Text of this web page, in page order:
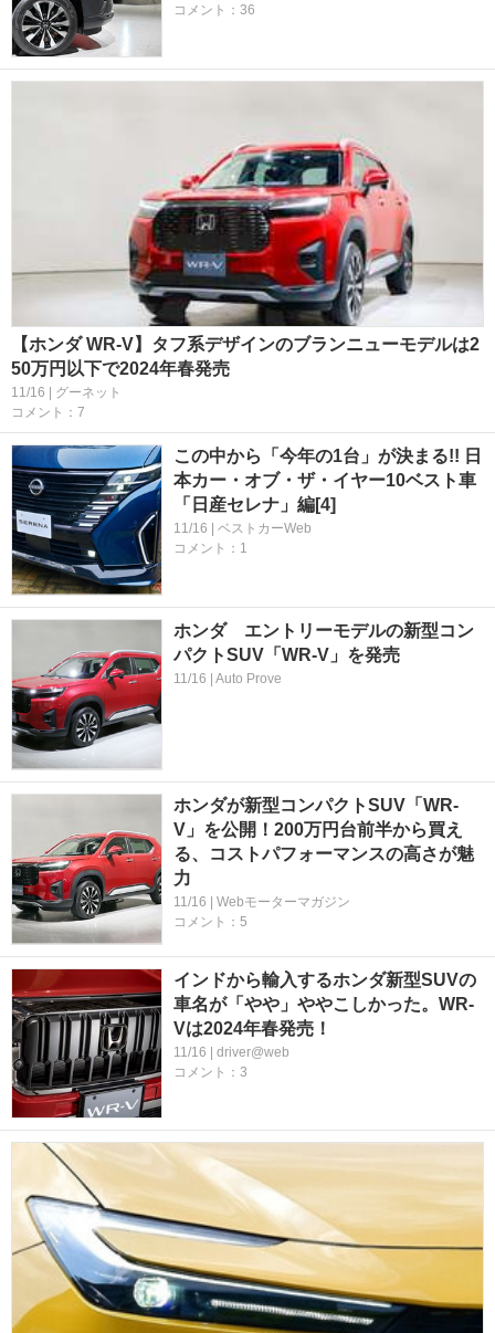
コメント：36
【ホンダ WR-V】タフ系デザインのブランニューモデルは2
50万円以下で2024年春発売
11/16 | グーネット
コメント：7
この中から「今年の1台」が決まる!! 日
本カー・オブ・ザ・イヤー10ベスト車
「日産セレナ」編[4]
11/16 | ベストカーWeb
コメント：1
ホンダ エントリーモデルの新型コン
パクトSUV「WR-V」を発売
11/16 | Auto Prove
ホンダが新型コンパクトSUV「WR-
V」を公開！200万円台前半から買え
る、コストパフォーマンスの高さが魅
力
11/16 | Webモーターマガジン
コメント：5
インドから輸入するホンダ新型SUVの
車名が「やや」ややこしかった。WR-
Vは2024年春発売！
11/16 | driver@web
コメント：3